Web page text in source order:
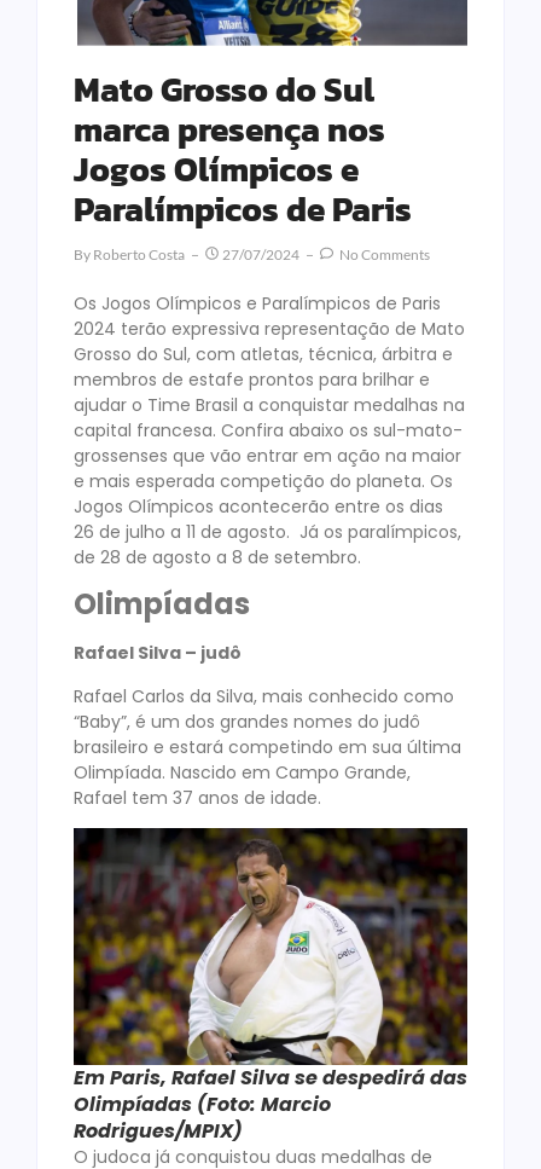
Mato Grosso do Sul
marca presença nos
Jogos Olímpicos e
Paralímpicos de Paris
By Roberto Costa 27/07/2024 No Comments
Os Jogos Olímpicos e Paralímpicos de Paris
2024 terão expressiva representação de Mato
Grosso do Sul, com atletas, técnica, árbitra e
membros de estafe prontos para brilhar e
ajudar o Time Brasil a conquistar medalhas na
capital francesa. Confira abaixo os sul-mato-
grossenses que vão entrar em ação na maior
e mais esperada competição do planeta. Os
Jogos Olímpicos acontecerão entre os dias
26 de julho a 11 de agosto. Já os paralímpicos,
de 28 de agosto a 8 de setembro.
Olimpíadas
Rafael Silva – judô
Rafael Carlos da Silva, mais conhecido como
“Baby”, é um dos grandes nomes do judô
brasileiro e estará competindo em sua última
Olimpíada. Nascido em Campo Grande,
Rafael tem 37 anos de idade.
Em Paris, Rafael Silva se despedirá das
Olimpíadas (Foto: Marcio
Rodrigues/MPIX)
O judoca já conquistou duas medalhas de